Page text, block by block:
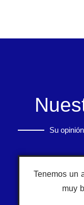
Su
Tenemos un
muy